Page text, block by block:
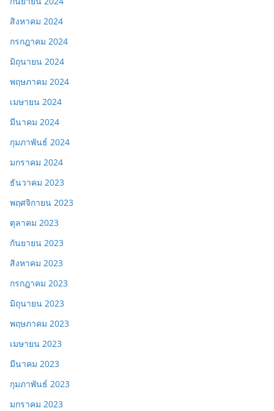
สิงหาคม 2024
กรกฎาคม 2024
มิถุนายน 2024
พฤษภาคม 2024
เมษายน 2024
มีนาคม 2024
กุมภาพันธ์ 2024
มกราคม 2024
ธันวาคม 2023
พฤศจิกายน 2023
ตุลาคม 2023
กันยายน 2023
สิงหาคม 2023
กรกฎาคม 2023
มิถุนายน 2023
พฤษภาคม 2023
เมษายน 2023
มีนาคม 2023
กุมภาพันธ์ 2023
มกราคม 2023